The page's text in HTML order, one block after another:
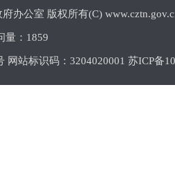
办公室 版权所有(C)
量： 1859
网站标识码：3204020001 苏ICP备